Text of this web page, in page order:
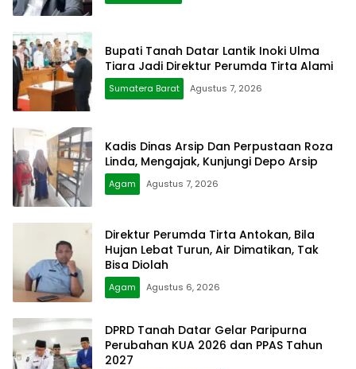
Bupati Tanah Datar Lantik Inoki Ulma
Tiara Jadi Direktur Perumda Tirta Alami
Sumatera Barat Agustus 7, 2026
Kadis Dinas Arsip Dan Perpustaan Roza
Linda, Mengajak, Kunjungi Depo Arsip
Agam Agustus 7, 2026
Direktur Perumda Tirta Antokan, Bila
Hujan Lebat Turun, Air Dimatikan, Tak
Bisa Diolah
Agam Agustus 6, 2026
DPRD Tanah Datar Gelar Paripurna
Perubahan KUA 2026 dan PPAS Tahun
2027